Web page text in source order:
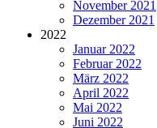
November 2021
Dezember 2021
2022
Januar 2022
Februar 2022
März 2022
April 2022
Mai 2022
Juni 2022